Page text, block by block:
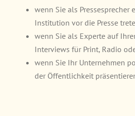
wenn Sie als Pressesprecher
Institution vor die Presse
wenn Sie als Experte auf
Interviews für Print, Radio
wenn Sie Ihr Unternehmen
der Öffentlichkeit